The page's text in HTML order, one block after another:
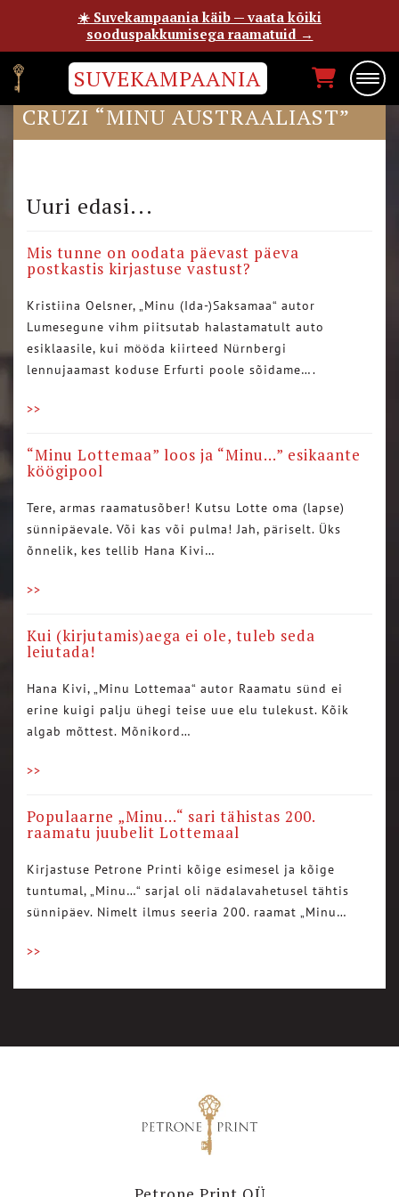
SUVEKAMPAANIA
BLOGIJA KEITI AIRI ILISSON-
CRUZI “MINU AUSTRAALIAST”
Uuri edasi...
Mis tunne on oodata päevast päeva
postkastis kirjastuse vastust?
Kristiina Oelsner, „Minu (Ida-)Saksamaa“ autor
Lumesegune vihm piitsutab halastamatult auto
esiklaasile, kui mööda kiirteed Nürnbergi
lennujaamast koduse Erfurti poole sõidame….
>>
“Minu Lottemaa” loos ja “Minu…” esikaante
köögipool
Tere, armas raamatusõber! Kutsu Lotte oma (lapse)
sünnipäevale. Või kas või pulma! Jah, päriselt. Üks
õnnelik, kes tellib Hana Kivi…
>>
Kui (kirjutamis)aega ei ole, tuleb seda
leiutada!
Hana Kivi, „Minu Lottemaa“ autor Raamatu sünd ei
erine kuigi palju ühegi teise uue elu tulekust. Kõik
algab mõttest. Mõnikord…
>>
Populaarne „Minu…“ sari tähistas 200.
raamatu juubelit Lottemaal
Kirjastuse Petrone Printi kõige esimesel ja kõige
tuntumal, „Minu…“ sarjal oli nädalavahetusel tähtis
sünnipäev. Nimelt ilmus seeria 200. raamat „Minu…
>>
☀️ Suvekampaania käib — vaata kõiki
sooduspakkumisega raamatuid →